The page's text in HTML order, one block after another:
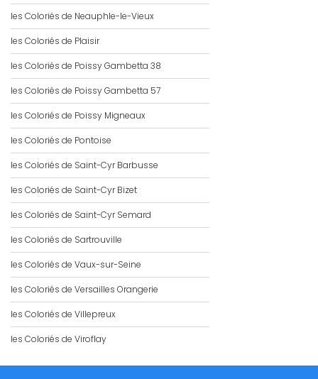
les Coloriés de Neauphle-le-Vieux
les Coloriés de Plaisir
les Coloriés de Poissy Gambetta 38
les Coloriés de Poissy Gambetta 57
les Coloriés de Poissy Migneaux
les Coloriés de Pontoise
les Coloriés de Saint-Cyr Barbusse
les Coloriés de Saint-Cyr Bizet
les Coloriés de Saint-Cyr Semard
les Coloriés de Sartrouville
les Coloriés de Vaux-sur-Seine
les Coloriés de Versailles Orangerie
les Coloriés de Villepreux
les Coloriés de Viroflay